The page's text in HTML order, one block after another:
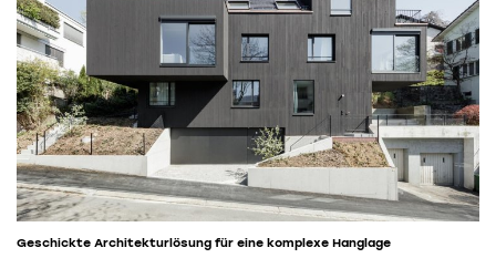
Geschickte Architekturlösung für eine komplexe Hanglage